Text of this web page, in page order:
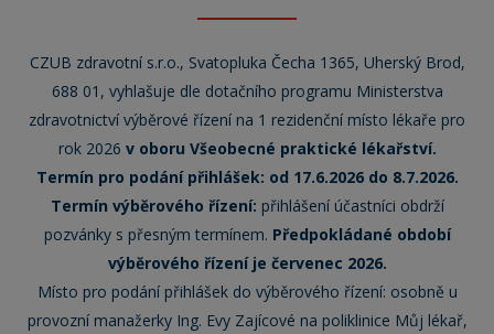
CZUB zdravotní s.r.o., Svatopluka Čecha 1365, Uherský Brod,
688 01, vyhlašuje dle dotačního programu Ministerstva
zdravotnictví výběrové řízení na 1 rezidenční místo lékaře pro
rok 2026 v oboru Všeobecné praktické lékařství.
Termín pro podání přihlášek: od 17.6.2026 do 8.7.2026.
Termín výběrového řízení: přihlášení účastníci obdrží
pozvánky s přesným termínem. Předpokládané období
výběrového řízení je červenec 2026.
Místo pro podání přihlášek do výběrového řízení: osobně u
provozní manažerky Ing. Evy Zajícové na poliklinice Můj lékař,